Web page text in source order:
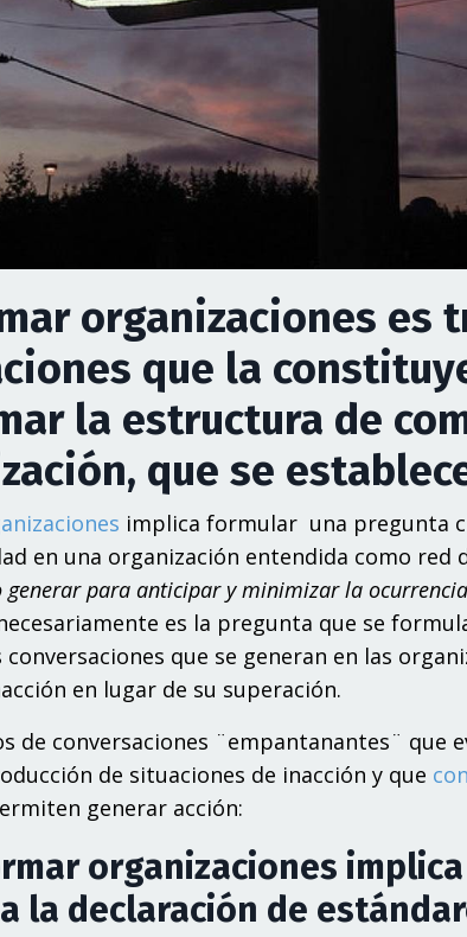
organizaciones es
que la
la estructura de
que se
implica formular una pregunta
en una organización entendida como red
generar para anticipar y minimizar la
es la pregunta que se
conversaciones que se generan en las
en lugar de su superación.
de conversaciones ¨empantanantes¨ que
de situaciones de inacción y que
generar acción:
organizaciones
la declaración de